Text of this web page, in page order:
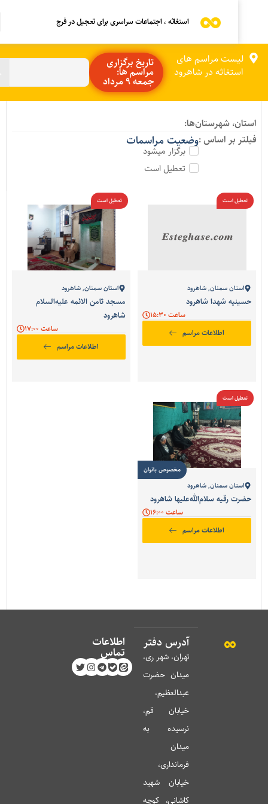
استغاثه ، اجتماعات سراسری برای تعجیل در فرج
لیست مراسم های
استغاثه در شاهرود
تاریخ برگزاری
مراسم ها:
جمعه 9 مرداد
شهرستان‌ها:
بر اساس :وضعیت مراسمات
برگزار میشود
تعطیل است
تعطیل است
استان سمنان,شاهرود
حسینیه شهدا شاهرود
ساعت 15:30
اطلاعات مراسم
تعطیل است
استان سمنان,شاهرود
مسجد ثامن الائمه علیه‌السلام
شاهرود
ساعت 17:00
اطلاعات مراسم
تعطیل است
استان سمنان,شاهرود
حضرت رقیه سلام‌الله‌علیها شاهرود
ساعت 16:00
اطلاعات مراسم
مخصوص بانوان
آدرس دفتر
تهران، شهر ری،
میدان حضرت
عبدالعظیم،
خیابان قم،
نرسیده به
میدان
فرمانداری،
خیابان شهید
کاشانی، کوچه
اطلاعات
تماس